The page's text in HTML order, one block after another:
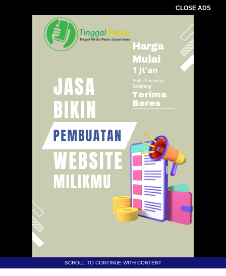
CLOSE ADS
SCROLL TO CONTINUE WITH CONTENT